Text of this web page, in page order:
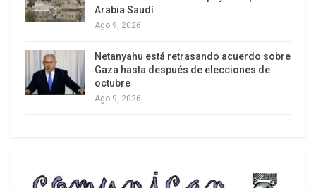
Arabia Saudí
Ago 9, 2026
Netanyahu está retrasando acuerdo sobre
Gaza hasta después de elecciones de
octubre
Ago 9, 2026